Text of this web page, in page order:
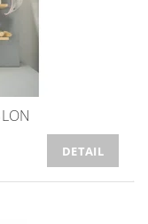
DETAIL